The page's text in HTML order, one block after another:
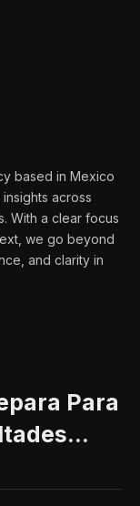
based in Mexico
across
With a clear focus
we go beyond
and clarity in
Para